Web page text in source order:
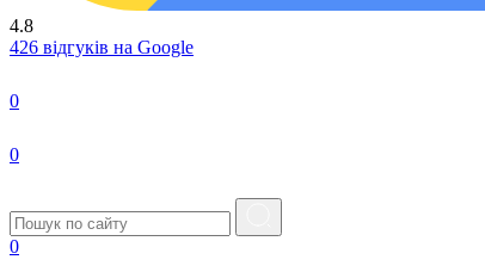
4.8
426 відгуків на Google
0
0
0